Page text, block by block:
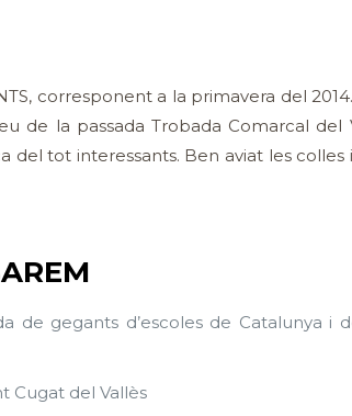
corresponent a la primavera del
de la passada Trobada Comarcal del
del tot interessants. Ben aviat les
de gegants d’escoles de Catalunya i
Cugat del Vallès